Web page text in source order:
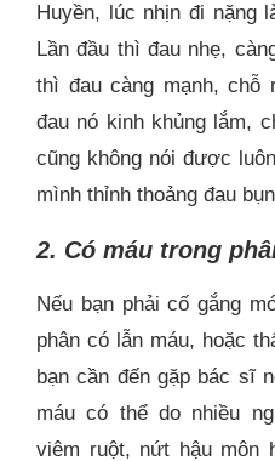
Huyền, lúc nhịn đi nặng
Lần đầu thì đau nhẹ,
thì đau càng mạnh, chỗ
đau nó kinh khủng lắm,
cũng không nói được
mình thỉnh thoảng đau
2. Có máu trong
Nếu bạn phải cố gắng
phân có lẫn máu, hoặc
bạn cần đến gặp bác sĩ
máu có thể do nhiều
viêm ruột, nứt hậu môn